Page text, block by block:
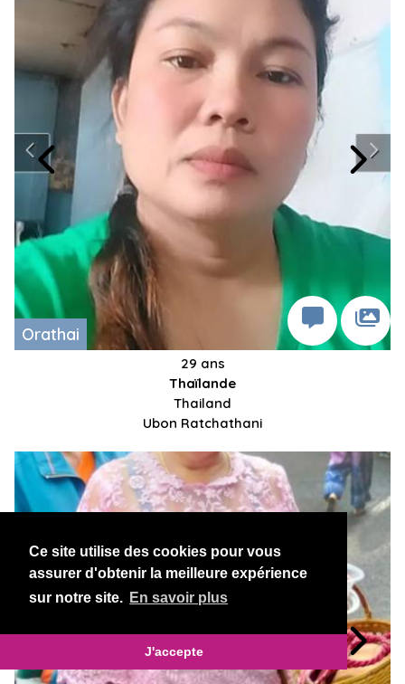
Ce site utilise des cookies pour vous
assurer d'obtenir la meilleure expérience
sur notre site. En savoir plus
J'accepte
Orathai
29 ans
Thaïlande
Thailand
Ubon Ratchathani